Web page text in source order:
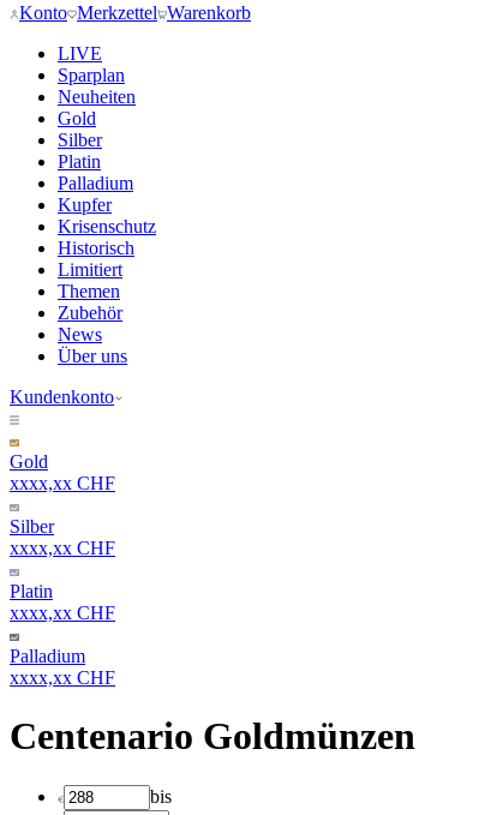
Konto Merkzettel Warenkorb
LIVE
Sparplan
Neuheiten
Gold
Silber
Platin
Palladium
Kupfer
Krisenschutz
Historisch
Limitiert
Themen
Zubehör
News
Über uns
Kundenkonto
Gold
xxxx,xx CHF
Silber
xxxx,xx CHF
Platin
xxxx,xx CHF
Palladium
xxxx,xx CHF
Centenario Goldmünzen
bis